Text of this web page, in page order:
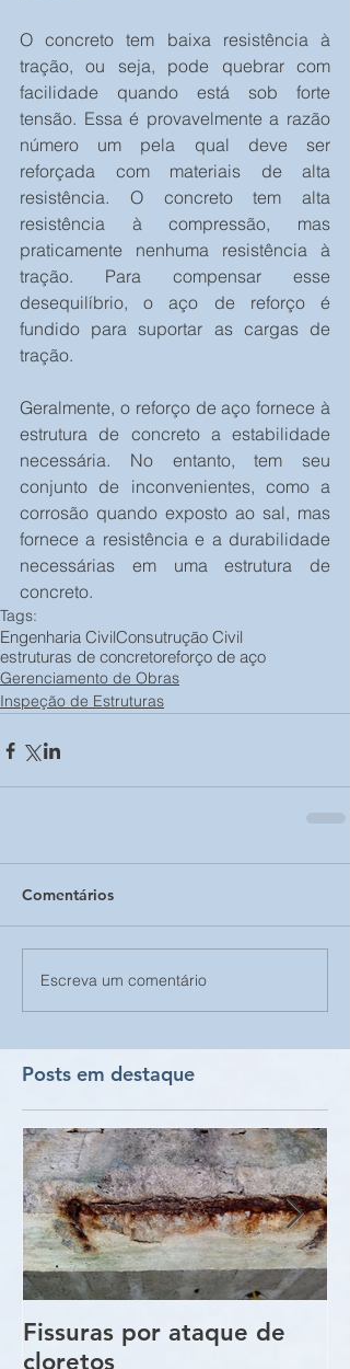
O concreto tem baixa resistência à
tração, ou seja, pode quebrar com
facilidade quando está sob forte
tensão. Essa é provavelmente a razão
número um pela qual deve ser
reforçada com materiais de alta
resistência. O concreto tem alta
resistência à compressão, mas
praticamente nenhuma resistência à
tração. Para compensar esse
desequilíbrio, o aço de reforço é
fundido para suportar as cargas de
tração.
Geralmente, o reforço de aço fornece à
estrutura de concreto a estabilidade
necessária. No entanto, tem seu
conjunto de inconvenientes, como a
corrosão quando exposto ao sal, mas
fornece a resistência e a durabilidade
necessárias em uma estrutura de
concreto.
Tags:
Engenharia CivilConsutrução Civil
estruturas de concretoreforço de aço
Gerenciamento de Obras
Inspeção de Estruturas
Comentários
Escreva um comentário
Posts em destaque
Fissuras por ataque de
cloretos